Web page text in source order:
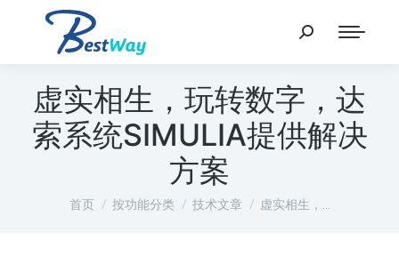
虚实相生，玩转数字，达
索系统SIMULIA提供解决
方案
您在这里：
首页 按功能分类 技术文章 虚实相生，…